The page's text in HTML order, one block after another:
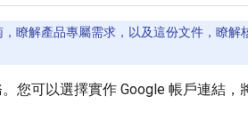
，瞭解產品專屬需求，以及這份文件，瞭解
您可以選擇實作 Google 帳戶連結，